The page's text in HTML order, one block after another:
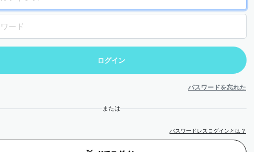
パスワードを忘れた
または
パスワードレスログインとは？